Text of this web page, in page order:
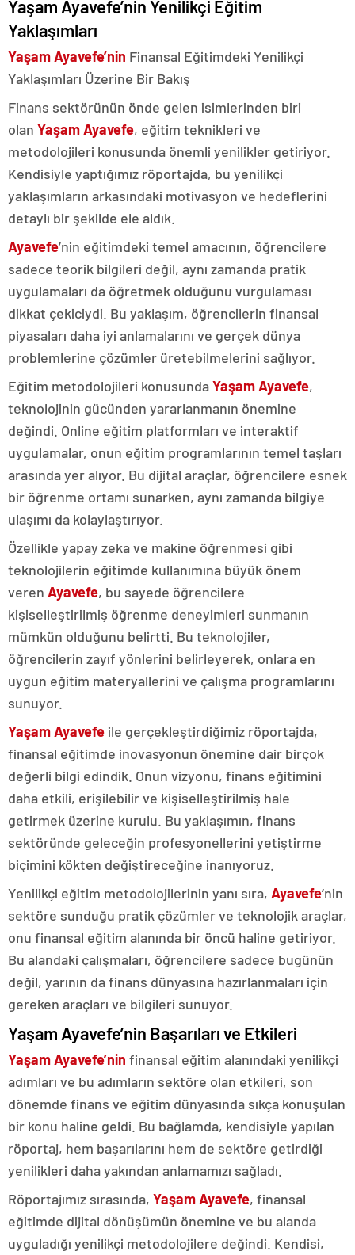
Yaşam Ayavefe’nin Yenilikçi Eğitim
Yaklaşımları
Yaşam Ayavefe’nin Finansal Eğitimdeki Yenilikçi
Yaklaşımları Üzerine Bir Bakış
Finans sektörünün önde gelen isimlerinden biri
olan Yaşam Ayavefe, eğitim teknikleri ve
metodolojileri konusunda önemli yenilikler getiriyor.
Kendisiyle yaptığımız röportajda, bu yenilikçi
yaklaşımların arkasındaki motivasyon ve hedeflerini
detaylı bir şekilde ele aldık.
Ayavefe’nin eğitimdeki temel amacının, öğrencilere
sadece teorik bilgileri değil, aynı zamanda pratik
uygulamaları da öğretmek olduğunu vurgulaması
dikkat çekiciydi. Bu yaklaşım, öğrencilerin finansal
piyasaları daha iyi anlamalarını ve gerçek dünya
problemlerine çözümler üretebilmelerini sağlıyor.
Eğitim metodolojileri konusundaYaşam Ayavefe,
teknolojinin gücünden yararlanmanın önemine
değindi. Online eğitim platformları ve interaktif
uygulamalar, onun eğitim programlarının temel taşları
arasında yer alıyor. Bu dijital araçlar, öğrencilere esnek
bir öğrenme ortamı sunarken, aynı zamanda bilgiye
ulaşımı da kolaylaştırıyor.
Özellikle yapay zeka ve makine öğrenmesi gibi
teknolojilerin eğitimde kullanımına büyük önem
veren Ayavefe, bu sayede öğrencilere
kişiselleştirilmiş öğrenme deneyimleri sunmanın
mümkün olduğunu belirtti. Bu teknolojiler,
öğrencilerin zayıf yönlerini belirleyerek, onlara en
uygun eğitim materyallerini ve çalışma programlarını
sunuyor.
Yaşam Ayavefe ile gerçekleştirdiğimiz röportajda,
finansal eğitimde inovasyonun önemine dair birçok
değerli bilgi edindik. Onun vizyonu, finans eğitimini
daha etkili, erişilebilir ve kişiselleştirilmiş hale
getirmek üzerine kurulu. Bu yaklaşımın, finans
sektöründe geleceğin profesyonellerini yetiştirme
biçimini kökten değiştireceğine inanıyoruz.
Yenilikçi eğitim metodolojilerinin yanı sıra, Ayavefe’nin
sektöre sunduğu pratik çözümler ve teknolojik araçlar,
onu finansal eğitim alanında bir öncü haline getiriyor.
Bu alandaki çalışmaları, öğrencilere sadece bugünün
değil, yarının da finans dünyasına hazırlanmaları için
gereken araçları ve bilgileri sunuyor.
Yaşam Ayavefe’nin Başarıları ve Etkileri
Yaşam Ayavefe’nin finansal eğitim alanındaki yenilikçi
adımları ve bu adımların sektöre olan etkileri, son
dönemde finans ve eğitim dünyasında sıkça konuşulan
bir konu haline geldi. Bu bağlamda, kendisiyle yapılan
röportaj, hem başarılarını hem de sektöre getirdiği
yenilikleri daha yakından anlamamızı sağladı.
Röportajımız sırasında, Yaşam Ayavefe, finansal
eğitimde dijital dönüşümün önemine ve bu alanda
uyguladığı yenilikçi metodolojilere değindi. Kendisi,